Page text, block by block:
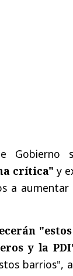
Gobierno
crítica" y
a
y la
barrios",